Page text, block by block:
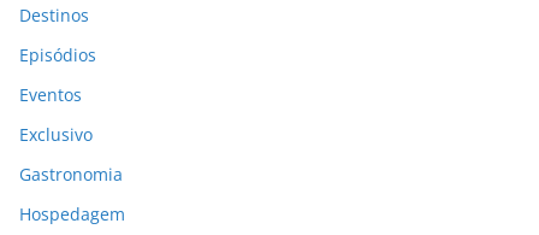
Destinos
Episódios
Eventos
Exclusivo
Gastronomia
Hospedagem